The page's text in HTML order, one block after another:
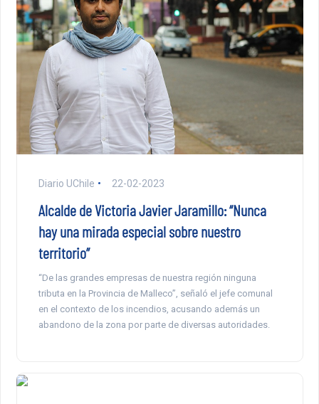
Diario UChile 22-02-2023
Alcalde de Victoria Javier Jaramillo: “Nunca
hay una mirada especial sobre nuestro
territorio”
“De las grandes empresas de nuestra región ninguna
tributa en la Provincia de Malleco”, señaló el jefe comunal
en el contexto de los incendios, acusando además un
abandono de la zona por parte de diversas autoridades.